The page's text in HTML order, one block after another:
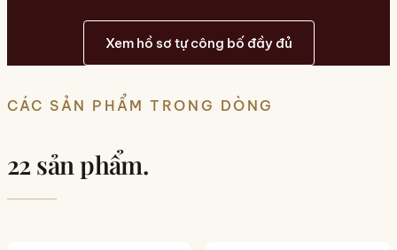
Xem hồ sơ tự công bố đầy đủ
CÁC SẢN PHẨM TRONG DÒNG
22 sản phẩm.